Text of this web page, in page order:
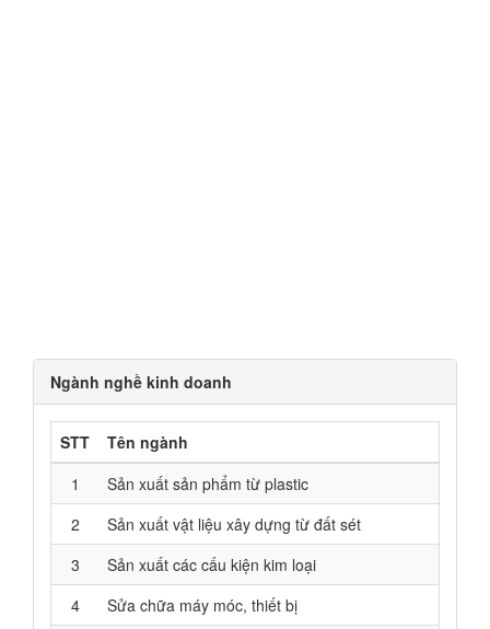
Ngành nghề kinh doanh
STT
Tên ngành
1
Sản xuất sản phẩm từ plastic
2
Sản xuất vật liệu xây dựng từ đất sét
3
Sản xuất các cấu kiện kim loại
4
Sửa chữa máy móc, thiết bị